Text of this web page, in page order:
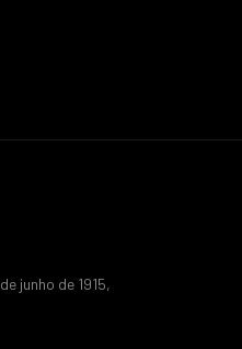
junho de 1915,